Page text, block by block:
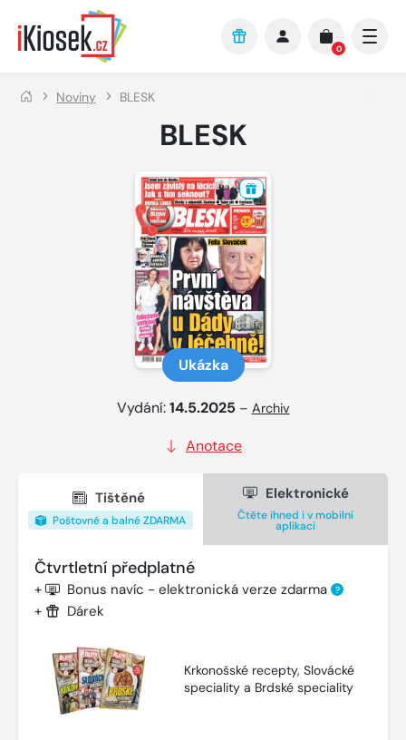
Přejít na hlavní obsah
0
Noviny BLESK
BLESK
Ukázka
Vydání:14.5.2025 – Archiv
Anotace
Tištěné
Poštovné a balné ZDARMA
Elektronické
Čtěte ihned i v mobilní
aplikaci
Čtvrtletní předplatné
+ Bonus navíc - elektronická verze zdarma ?
+ Dárek
Krkonošské recepty, Slovácké
speciality a Brdské speciality